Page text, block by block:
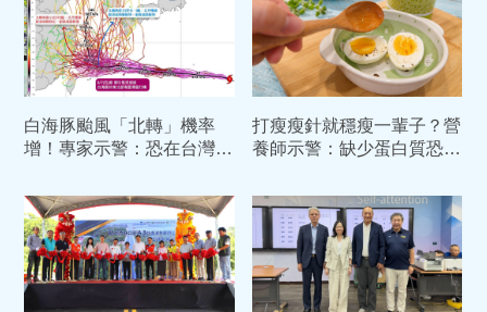
白海豚颱風「北轉」機率
增！專家示警：恐在台灣東
打瘦瘦針就穩瘦一輩子？營
養師示警：缺少蛋白質恐缺